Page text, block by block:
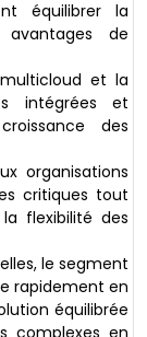
équilibrer la
de
et la
intégrées et
des
organisations
critiques tout
flexibilité des
le segment
rapidement en
équilibrée
complexes en